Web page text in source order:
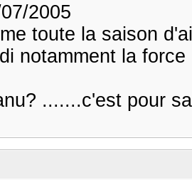
2005
toute la saison
notamment la force
.......c'est pour